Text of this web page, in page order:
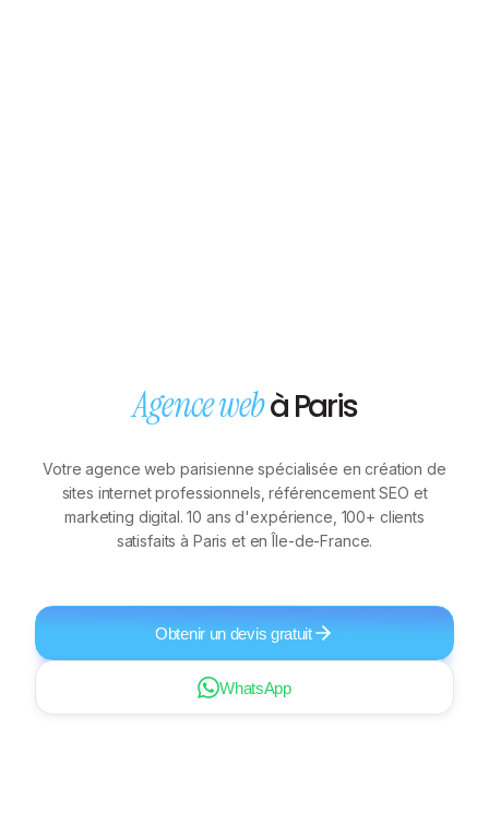
Agence webà Paris
Votre agence web parisienne spécialisée en création de
sites internet professionnels, référencement SEO et
marketing digital. 10 ans d'expérience, 100+ clients
satisfaits à Paris et en Île-de-France.
Obtenir un devis gratuit
WhatsApp